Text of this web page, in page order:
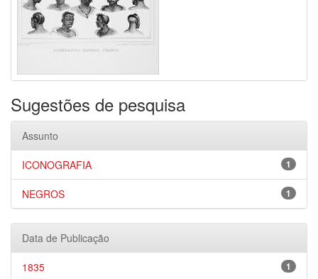
Sugestões de pesquisa
Assunto
1
ICONOGRAFIA
1
NEGROS
Data de Publicação
1
1835